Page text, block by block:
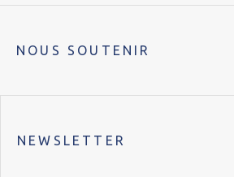
NOUS SOUTENIR
NEWSLETTER